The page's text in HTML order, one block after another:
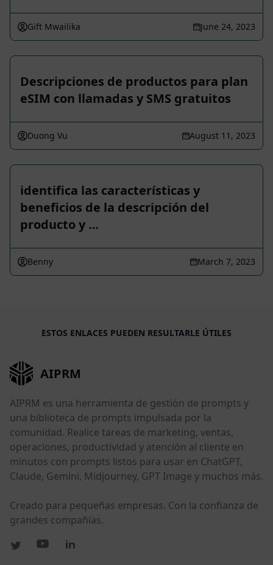
Gift Mwailika June 24, 2023
Descripciones de productos para plan
eSIM con llamadas y SMS gratuitos
Duong Vu August 11, 2023
identifica las características y
beneficios de la descripción del
producto y …
Benny March 7, 2023
ESTOS ENLACES PUEDEN RESULTARLE ÚTILES
AIPRM
AIPRM es una herramienta de gestión de prompts y
una biblioteca de prompts impulsada por la
comunidad. Realice tareas de marketing, ventas,
operaciones, productividad y atención al cliente en
minutos con prompts listos para usar en ChatGPT,
Claude, Gemini, Midjourney, GPT Image y muchos más.
Creado para pequeñas empresas. Con la confianza de
grandes compañías.